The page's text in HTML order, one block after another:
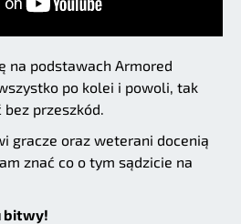
na podstawach Armored
po kolei i powoli, tak
przeszkód.
gracze oraz weterani docenią
znać co o tym sądzicie na
bitwy!